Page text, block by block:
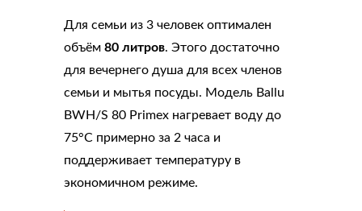
Для семьи из 3 человек оптимален
объём 80 литров. Этого достаточно
для вечернего душа для всех членов
семьи и мытья посуды. Модель Ballu
BWH/S 80 Primex нагревает воду до
75°C примерно за 2 часа и
поддерживает температуру в
экономичном режиме.